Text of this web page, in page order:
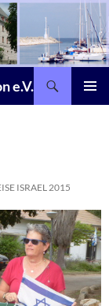
e.V.
ISRAEL 2015